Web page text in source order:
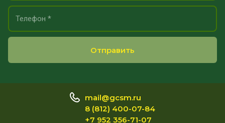
Отправить
mail@gcsm.ru
8 (812) 400-07-84
+7 952 356-71-07